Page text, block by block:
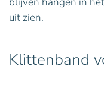
uit zien.
Klittenband